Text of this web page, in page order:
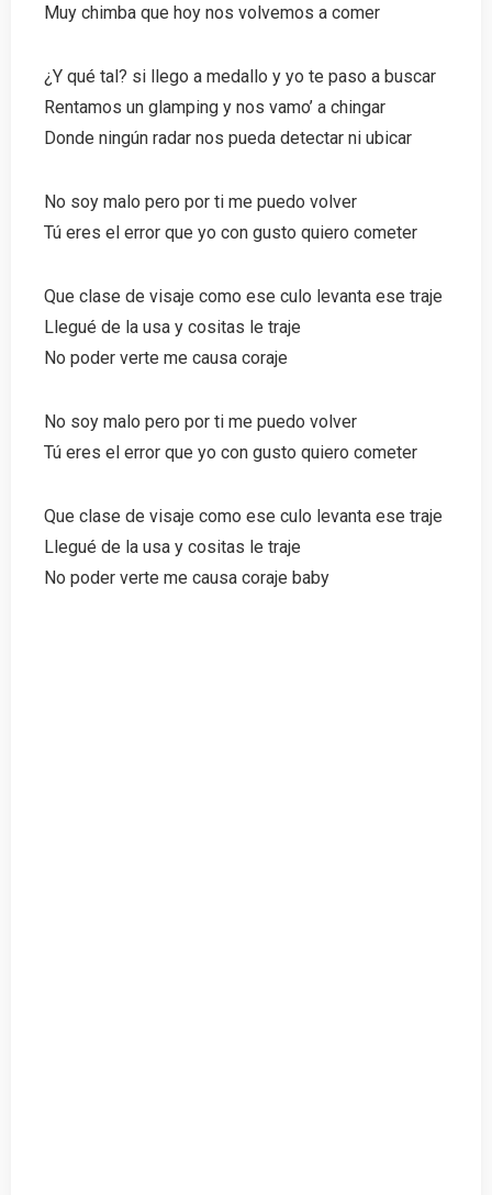
Muy chimba que hoy nos volvemos a comer
¿Y qué tal? si llego a medallo y yo te paso a buscar
Rentamos un glamping y nos vamo’ a chingar
Donde ningún radar nos pueda detectar ni ubicar
No soy malo pero por ti me puedo volver
Tú eres el error que yo con gusto quiero cometer
Que clase de visaje como ese culo levanta ese traje
Llegué de la usa y cositas le traje
No poder verte me causa coraje
No soy malo pero por ti me puedo volver
Tú eres el error que yo con gusto quiero cometer
Que clase de visaje como ese culo levanta ese traje
Llegué de la usa y cositas le traje
No poder verte me causa coraje baby